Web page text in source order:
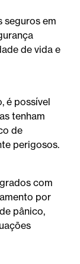
seguros em
de vida e
é possível
tenham
de
perigosos.
com
por
pânico,